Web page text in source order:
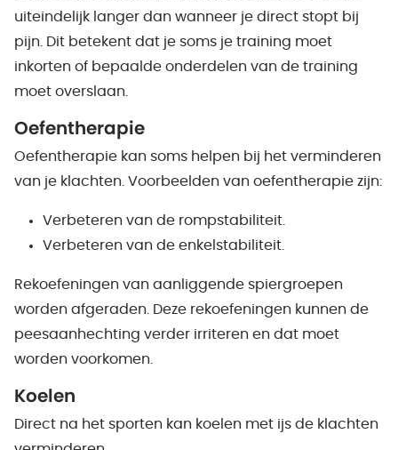
uiteindelijk langer dan wanneer je direct stopt bij
pijn. Dit betekent dat je soms je training moet
inkorten of bepaalde onderdelen van de training
moet overslaan.
Oefentherapie
Oefentherapie kan soms helpen bij het verminderen
van je klachten. Voorbeelden van oefentherapie zijn:
Verbeteren van de rompstabiliteit.
Verbeteren van de enkelstabiliteit.
Rekoefeningen van aanliggende spiergroepen
worden afgeraden. Deze rekoefeningen kunnen de
peesaanhechting verder irriteren en dat moet
worden voorkomen.
Koelen
Direct na het sporten kan koelen met ijs de klachten